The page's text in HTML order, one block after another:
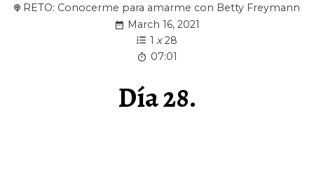
RETO: Conocerme para amarme con Betty Freymann
March 16, 2021
1 x28
07:01
Día 28.